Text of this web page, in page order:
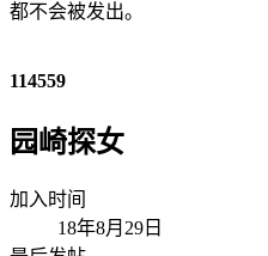
都不会被发出。
114559
园崎探女
加入时间
18年8月29日